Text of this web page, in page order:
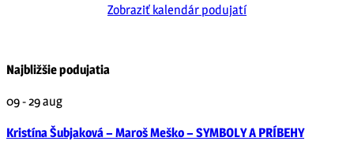
Zobraziť kalendár podujatí
Najbližšie podujatia
09 - 29aug
Kristína Šubjaková – Maroš Meško – SYMBOLY A PRÍBEHY